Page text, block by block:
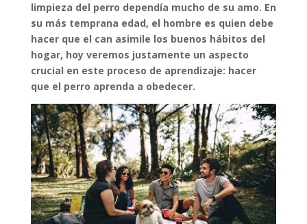
limpieza del perro dependía mucho de su amo. En
su más temprana edad, el hombre es quien debe
hacer que el can asimile los buenos hábitos del
hogar, hoy veremos justamente un aspecto
crucial en este proceso de aprendizaje: hacer
que el perro aprenda a obedecer.